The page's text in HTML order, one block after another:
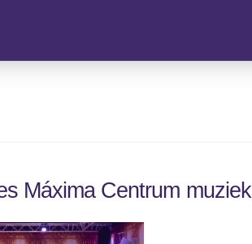
Máxima Centrum muziek